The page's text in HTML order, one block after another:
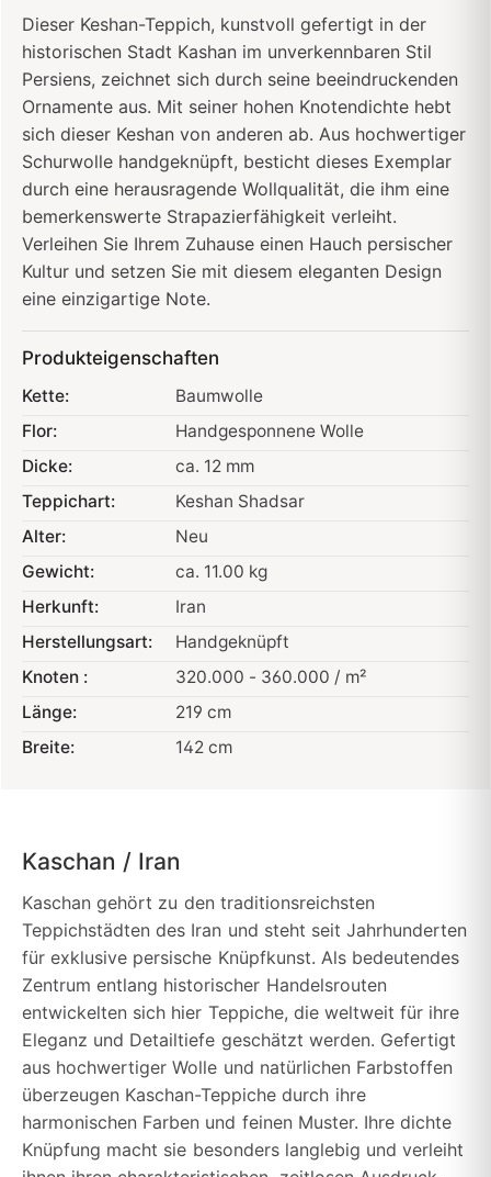
Dieser Keshan-Teppich, kunstvoll gefertigt in der
historischen Stadt Kashan im unverkennbaren Stil
Persiens, zeichnet sich durch seine beeindruckenden
Ornamente aus. Mit seiner hohen Knotendichte hebt
sich dieser Keshan von anderen ab. Aus hochwertiger
Schurwolle handgeknüpft, besticht dieses Exemplar
durch eine herausragende Wollqualität, die ihm eine
bemerkenswerte Strapazierfähigkeit verleiht.
Verleihen Sie Ihrem Zuhause einen Hauch persischer
Kultur und setzen Sie mit diesem eleganten Design
eine einzigartige Note.
Produkteigenschaften
Kette:
Baumwolle
Flor:
Handgesponnene Wolle
Dicke:
ca. 12 mm
Teppichart:
Keshan Shadsar
Alter:
Neu
Gewicht:
ca. 11.00 kg
Herkunft:
Iran
Herstellungsart:
Handgeknüpft
Knoten :
320.000 - 360.000 / m²
Länge:
219 cm
Breite:
142 cm
Kaschan / Iran
Kaschan gehört zu den traditionsreichsten
Teppichstädten des Iran und steht seit Jahrhunderten
für exklusive persische Knüpfkunst. Als bedeutendes
Zentrum entlang historischer Handelsrouten
entwickelten sich hier Teppiche, die weltweit für ihre
Eleganz und Detailtiefe geschätzt werden. Gefertigt
aus hochwertiger Wolle und natürlichen Farbstoffen
überzeugen Kaschan-Teppiche durch ihre
harmonischen Farben und feinen Muster. Ihre dichte
Knüpfung macht sie besonders langlebig und verleiht